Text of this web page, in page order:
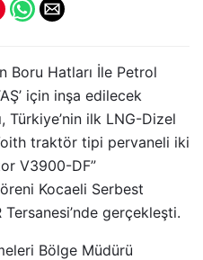
Boru Hatları İle Petrol
için inşa edilecek
Türkiye’nin ilk LNG-Dizel
traktör tipi pervaneli iki
V3900-DF”
Kocaeli Serbest
gerçekleşti.
Bölge Müdürü